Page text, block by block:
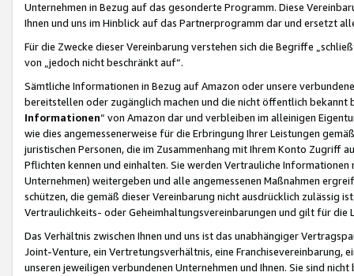
Unternehmen in Bezug auf das gesonderte Programm. Diese
Ihnen und uns im Hinblick auf das Partnerprogramm dar und ersetzt
Für die Zwecke dieser Vereinbarung verstehen sich die Begriffe
von „jedoch nicht beschränkt auf“.
Sämtliche Informationen in Bezug auf Amazon oder unsere
bereitstellen oder zugänglich machen und die nicht öffentlich
Informationen“ von Amazon dar und verbleiben im alleinigen
wie dies angemessenerweise für die Erbringung Ihrer Leistungen
juristischen Personen, die im Zusammenhang mit Ihrem Konto
Pflichten kennen und einhalten. Sie werden Vertrauliche
Unternehmen) weitergeben und alle angemessenen Maßnahmen
schützen, die gemäß dieser Vereinbarung nicht ausdrücklich zulässig
Vertraulichkeits- oder Geheimhaltungsvereinbarungen und gilt für die
Das Verhältnis zwischen Ihnen und uns ist das unabhängiger
Joint-Venture, ein Vertretungsverhältnis, eine Franchisevereinbarung,
unseren jeweiligen verbundenen Unternehmen und Ihnen. Sie sind